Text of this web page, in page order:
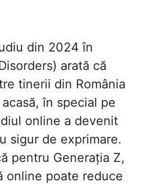
din 2024 în
arată că
tinerii din România
în special pe
online a devenit
sigur de exprimare.
pentru Generația Z,
online poate reduce